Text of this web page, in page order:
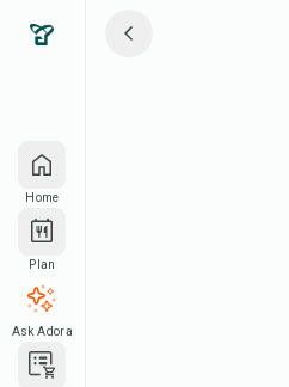
Home
Plan
Ask Adora